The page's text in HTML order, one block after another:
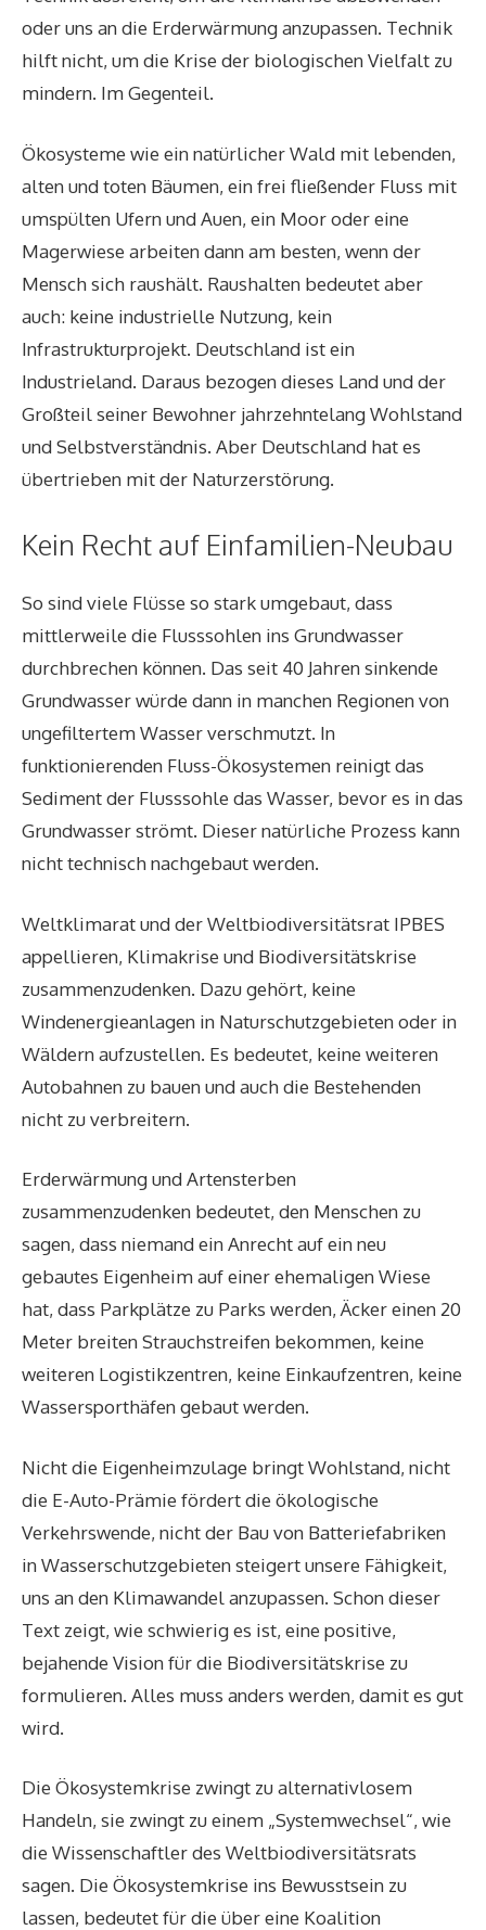
oder uns an die Erderwärmung anzupassen. Technik
hilft nicht, um die Krise der biologischen Vielfalt zu
mindern. Im Gegenteil.
Ökosysteme wie ein natürlicher Wald mit lebenden,
alten und toten Bäumen, ein frei fließender Fluss mit
umspülten Ufern und Auen, ein Moor oder eine
Magerwiese arbeiten dann am besten, wenn der
Mensch sich raushält. Raushalten bedeutet aber
auch: keine industrielle Nutzung, kein
Infrastrukturprojekt. Deutschland ist ein
Industrieland. Daraus bezogen dieses Land und der
Großteil seiner Bewohner jahrzehntelang Wohlstand
und Selbstverständnis. Aber Deutschland hat es
übertrieben mit der Naturzerstörung.
Kein Recht auf Einfamilien-Neubau
So sind viele Flüsse so stark umgebaut, dass
mittlerweile die Flusssohlen ins Grundwasser
durchbrechen können. Das seit 40 Jahren sinkende
Grundwasser würde dann in manchen Regionen von
ungefiltertem Wasser verschmutzt. In
funktionierenden Fluss-Ökosystemen reinigt das
Sediment der Flusssohle das Wasser, bevor es in das
Grundwasser strömt. Dieser natürliche Prozess kann
nicht technisch nachgebaut werden.
Weltklimarat und der Weltbiodiversitätsrat IPBES
appellieren, Klimakrise und Biodiversitätskrise
zusammenzudenken. Dazu gehört, keine
Windenergieanlagen in Naturschutzgebieten oder in
Wäldern aufzustellen. Es bedeutet, keine weiteren
Autobahnen zu bauen und auch die Bestehenden
nicht zu verbreitern.
Erderwärmung und Artensterben
zusammenzudenken bedeutet, den Menschen zu
sagen, dass niemand ein Anrecht auf ein neu
gebautes Eigenheim auf einer ehemaligen Wiese
hat, dass Parkplätze zu Parks werden, Äcker einen 20
Meter breiten Strauchstreifen bekommen, keine
weiteren Logistikzentren, keine Einkaufzentren, keine
Wassersporthäfen gebaut werden.
Nicht die Eigenheimzulage bringt Wohlstand, nicht
die E-Auto-Prämie fördert die ökologische
Verkehrswende, nicht der Bau von Batteriefabriken
in Wasserschutzgebieten steigert unsere Fähigkeit,
uns an den Klimawandel anzupassen. Schon dieser
Text zeigt, wie schwierig es ist, eine positive,
bejahende Vision für die Biodiversitätskrise zu
formulieren. Alles muss anders werden, damit es gut
wird.
Die Ökosystemkrise zwingt zu alternativlosem
Handeln, sie zwingt zu einem „Systemwechsel“, wie
die Wissenschaftler des Weltbiodiversitätsrats
sagen. Die Ökosystemkrise ins Bewusstsein zu
lassen, bedeutet für die über eine Koalition